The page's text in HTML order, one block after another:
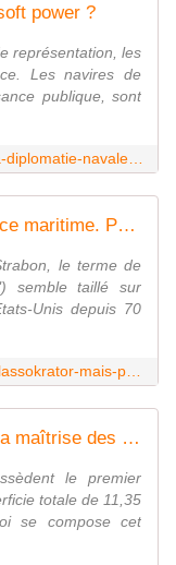
power ?
représentation, les
Les navires de
publique, sont
Les Etats-Unis, une hyperpuissance maritime. Pourquoi ?
le terme de
semble taillé sur
Unis depuis 70
Puissance maritime américaine : la maîtrise des mers est-elle toujours possible ?
le premier
totale de 11,35
se compose cet